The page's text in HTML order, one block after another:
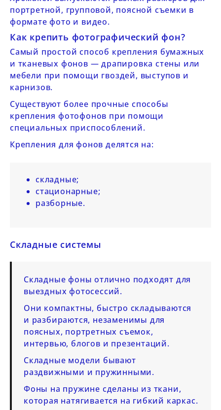
портретной, групповой, поясной съемки в
формате фото и видео.
Как крепить фотографический фон?
Самый простой способ крепления бумажных
и тканевых фонов — драпировка стены или
мебели при помощи гвоздей, выступов и
карнизов.
Существуют более прочные способы
крепления фотофонов при помощи
специальных приспособлений.
Крепления для фонов делятся на:
складные;
стационарные;
разборные.
Складные системы
Складные фоны отлично подходят для
выездных фотосессий.
Они компактны, быстро складываются
и разбираются, незаменимы для
поясных, портретных съемок,
интервью, блогов и презентаций.
Складные модели бывают
раздвижными и пружинными.
Фоны на пружине сделаны из ткани,
которая натягивается на гибкий каркас.